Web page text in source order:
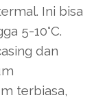
Ini bisa
5-10°C.
dan
terbiasa,